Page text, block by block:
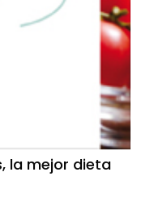
la mejor dieta